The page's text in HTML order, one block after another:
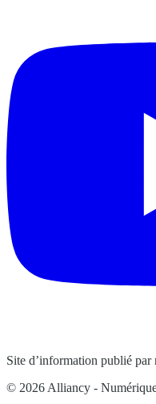
Site d’information publié par
© 2026 Alliancy -